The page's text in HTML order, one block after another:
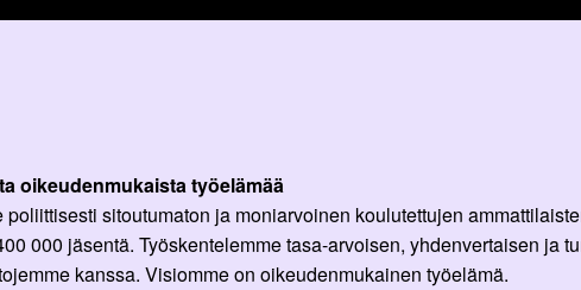
oikeudenmukaista työelämää
poliittisesti sitoutumaton ja moniarvoinen koulutettujen
000 jäsentä. Työskentelemme tasa-arvoisen, yhdenvertaisen ja
kanssa. Visiomme on oikeudenmukainen työelämä.